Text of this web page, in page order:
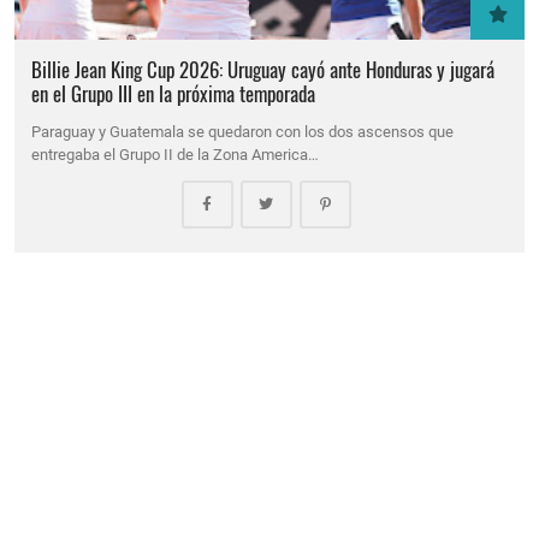
Billie Jean King Cup 2026: Uruguay cayó ante Honduras y jugará
en el Grupo III en la próxima temporada
Paraguay y Guatemala se quedaron con los dos ascensos que
entregaba el Grupo II de la Zona America…